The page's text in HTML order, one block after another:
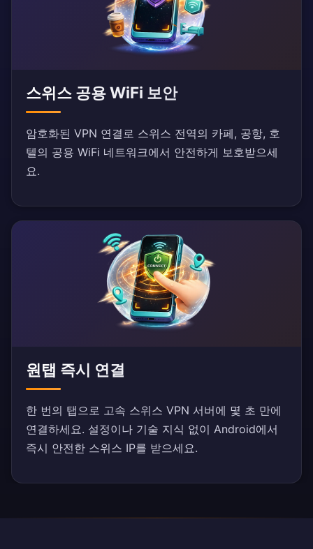
스위스 공용 WiFi 보안
암호화된 VPN 연결로 스위스 전역의 카페, 공항, 호
텔의 공용 WiFi 네트워크에서 안전하게 보호받으세
요.
원탭 즉시 연결
한 번의 탭으로 고속 스위스 VPN 서버에 몇 초 만에
연결하세요. 설정이나 기술 지식 없이 Android에서
즉시 안전한 스위스 IP를 받으세요.